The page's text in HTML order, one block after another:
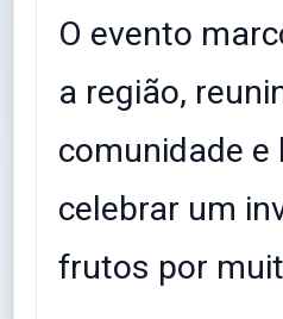
​O evento
a região,
comunidade
celebrar um
frutos por